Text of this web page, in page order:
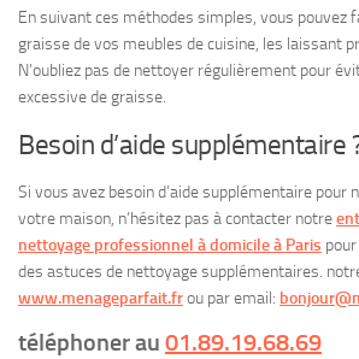
En suivant ces méthodes simples, vous pouvez
graisse de vos meubles de cuisine, les laissant
N’oubliez pas de nettoyer régulièrement pour
excessive de graisse.
Besoin d’aide supplémentaire
Si vous avez besoin d’aide supplémentaire pour
votre maison, n’hésitez pas à contacter notre
nettoyage professionnel à domicile à Paris
des astuces de nettoyage supplémentaires.
www.menageparfait.frou par email:
téléphoner au 01.89.19.68.69